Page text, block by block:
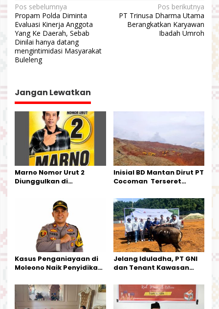
N
a
v
i
g
s
i
Pos sebelumnya
Propam Polda Diminta
Evaluasi Kinerja Anggota
Yang Ke Daerah, Sebab
Dinilai hanya datang
mengintimidasi Masyarakat
Buleleng
Pos berikutnya
PT Trinusa Dharma Utama
Berangkatkan Karyawan
Ibadah Umroh
Jangan Lewatkan
Marno Nomor Urut 2
Diunggulkan di
Kesederhanaannya Jadi
Harapan Warga
Inisial BD Mantan Dirut PT
Cocoman Terseret
Tata Kelola Tambang
Kalimantan Barat
Kasus Penganiayaan di
Moleono Naik Penyidikan,
Kesempatan Terakhir
Jelang Iduladha, PT GNI
dan Tenant Kawasan
Kurban